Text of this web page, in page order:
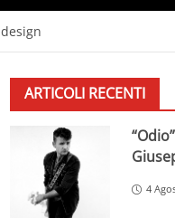
ARTICOLI RECENTI
4